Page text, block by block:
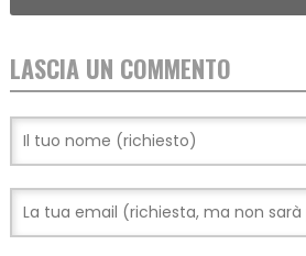
LASCIA UN COMMENTO